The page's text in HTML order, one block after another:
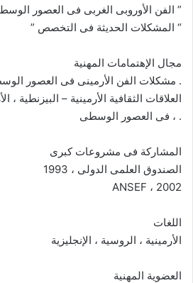
” الفن الأوروبى الغربى فى العصور الوسطى ”
” المشكلات الحديثة فى التخصص “
مجال الإهتمامات المهنية
مشكلات الفن الأرمينى فى العصور الوسطى والحديثة .
العلاقات الثقافية الأرمينية – البيزنطية ،
، فى العصور الوسطى .
المشاركة فى مشروعات كبرى
الصندوق العلمى الدولى ، 1993
ANSEF ، 2002
اللغات
الأرمينية ، الروسية ، الإنجليزية
العضوية المهنية